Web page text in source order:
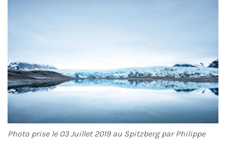
Photo prise le 03 Juillet 2019 au Spitzberg par Philippe